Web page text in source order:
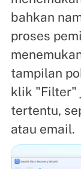
bahkan
proses
tampilan
klik "Filter"
tertentu,
atau email.